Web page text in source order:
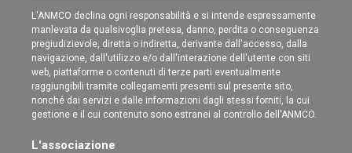
L'ANMCO declina ogni responsabilità e si intende espressamente
manlevata da qualsivoglia pretesa, danno, perdita o conseguenza
pregiudizievole, diretta o indiretta, derivante dall'accesso, dalla
navigazione, dall'utilizzo e/o dall'interazione dell'utente con siti
web, piattaforme o contenuti di terze parti eventualmente
raggiungibili tramite collegamenti presenti sul presente sito,
nonché dai servizi e dalle informazioni dagli stessi forniti, la cui
gestione e il cui contenuto sono estranei al controllo dell'ANMCO.
L'associazione